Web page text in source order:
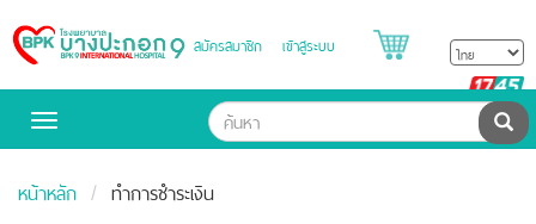
Bangpakok
Hospital
สมัครสมาชิก เข้าสู่ระบบ
Toggle
ค้น
หน้าหลัก ทำการชำระเงิน